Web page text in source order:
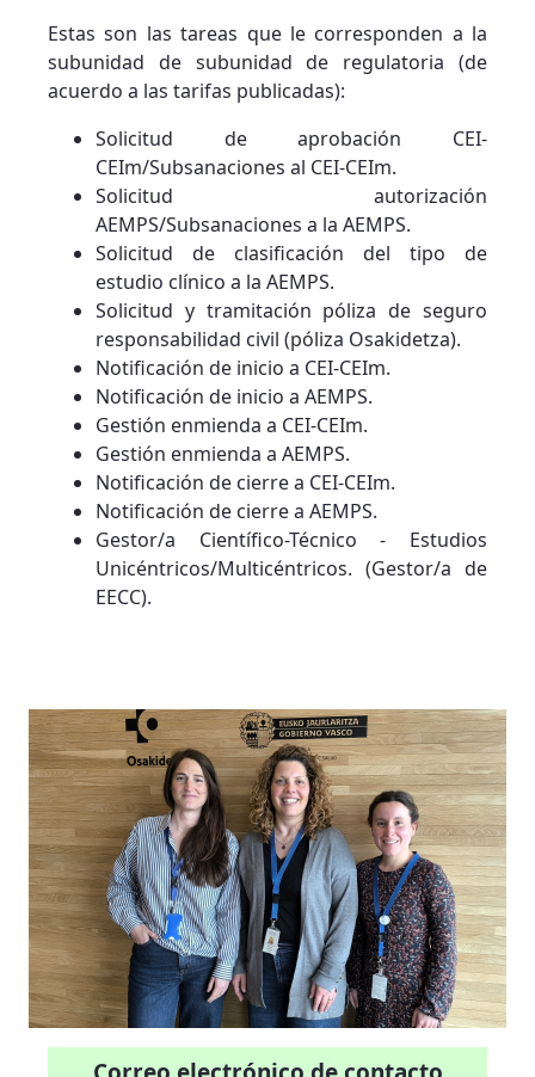
Estas son las tareas que le corresponden a la
subunidad de subunidad de regulatoria (de
acuerdo a las tarifas publicadas):
Solicitud de aprobación CEI-
CEIm/Subsanaciones al CEI-CEIm.
Solicitud autorización
AEMPS/Subsanaciones a la AEMPS.
Solicitud de clasificación del tipo de
estudio clínico a la AEMPS.
Solicitud y tramitación póliza de seguro
responsabilidad civil (póliza Osakidetza).
Notificación de inicio a CEI-CEIm.
Notificación de inicio a AEMPS.
Gestión enmienda a CEI-CEIm.
Gestión enmienda a AEMPS.
Notificación de cierre a CEI-CEIm.
Notificación de cierre a AEMPS.
Gestor/a Científico-Técnico - Estudios
Unicéntricos/Multicéntricos. (Gestor/a de
EECC).